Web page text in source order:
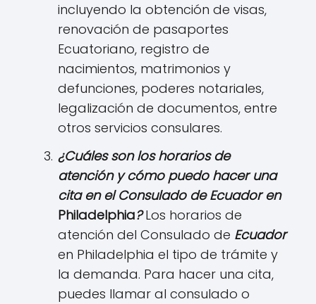
incluyendo la obtención de visas,
renovación de pasaportes
Ecuatoriano, registro de
nacimientos, matrimonios y
defunciones, poderes notariales,
legalización de documentos, entre
otros servicios consulares.
¿Cuáles son los horarios de
atención y cómo puedo hacer una
cita en el Consulado deEcuadoren
Philadelphia?Los horarios de
atención del Consulado de Ecuador
en Philadelphia el tipo de trámite y
la demanda. Para hacer una cita,
puedes llamar al consulado o